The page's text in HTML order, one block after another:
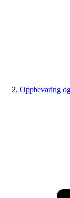
Oppbevaring